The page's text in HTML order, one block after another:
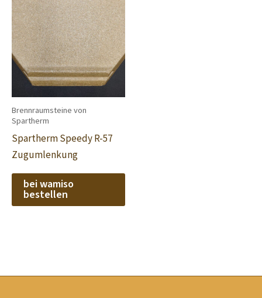
Brennraumsteine von
Spartherm
Spartherm Speedy R-57
Zugumlenkung
bei wamiso
bestellen